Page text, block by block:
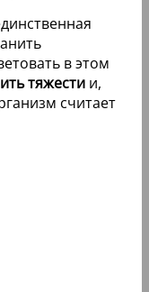
в этом
тяжести и,
считает